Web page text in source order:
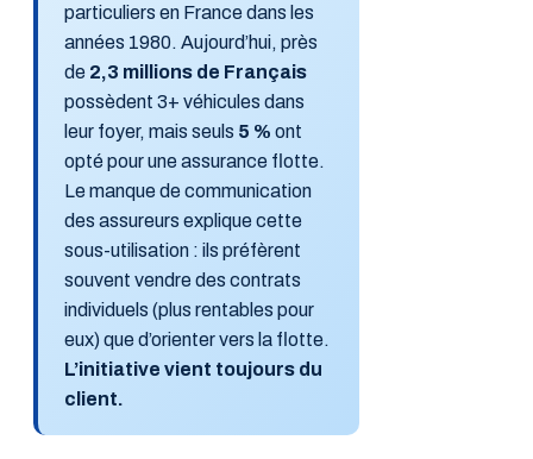
particuliers en France dans les
années 1980. Aujourd’hui, près
de 2,3 millions de Français
possèdent 3+ véhicules dans
leur foyer, mais seuls 5 % ont
opté pour une assurance flotte.
Le manque de communication
des assureurs explique cette
sous-utilisation : ils préfèrent
souvent vendre des contrats
individuels (plus rentables pour
eux) que d’orienter vers la flotte.
L’initiative vient toujours du
client.